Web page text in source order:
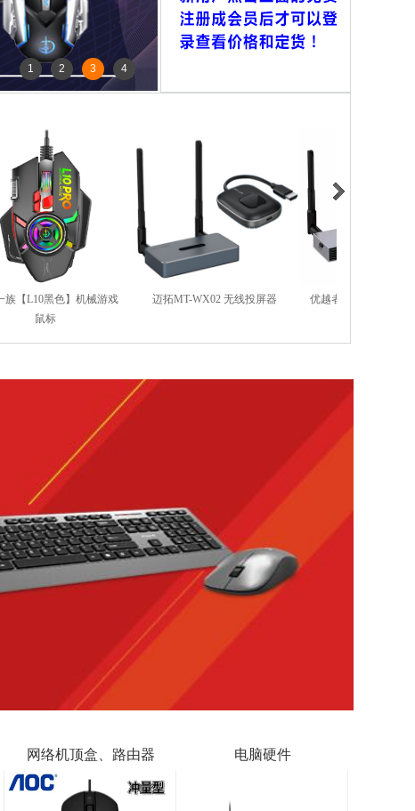
1 2 3 4
优越者V158A HDMI智能高清无
剑圣一族【机械狂人粉色】青轴
网络机顶盒、路由器 电脑硬件